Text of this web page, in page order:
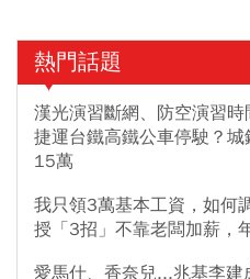
熱門話題
漢光演習斷網、防空演習
捷運台鐵高鐵公車停駛？
15萬
我只領3萬基本工資，如何
授「3招」不靠老闆加薪，
愛馬仕、香奈兒...兆基李